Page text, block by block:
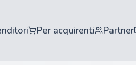
Per acquirenti Partner